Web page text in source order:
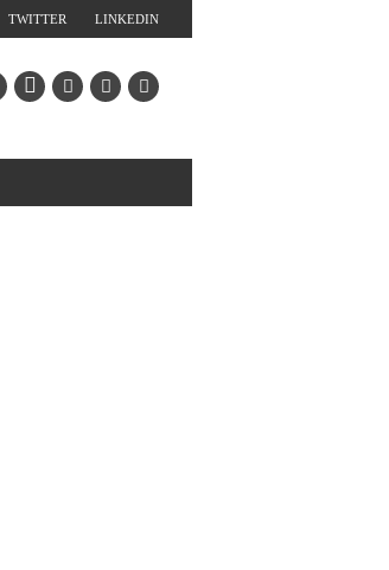
LINKEDIN
TWITTER